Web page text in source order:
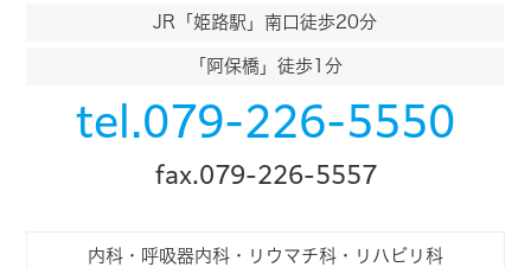
JR「姫路駅」南口徒歩20分
「阿保橋」徒歩1分
tel.079-226-5550
fax.079-226-5557
内科・呼吸器内科・リウマチ科・リハビリ科